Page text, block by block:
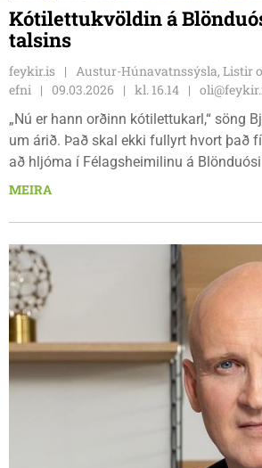
Kótilettukvöldin á
talsins
feykir.is
Austur-Húnavatnssýsla, Listir
efni
09.03.2026 kl. 16.14
„Nú er hann orðinn kótilettukarl,“ söng
um árið. Það skal ekki fullyrt hvort það
að hljóma í Félagsheimilinu á
sló engu að síður Frjálsa
MEIRA